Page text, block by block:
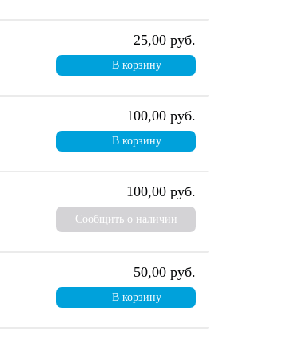
25,00 руб.
В корзину
100,00 руб.
В корзину
100,00 руб.
Сообщить о наличии
50,00 руб.
В корзину